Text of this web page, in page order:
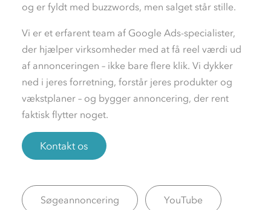
og er fyldt med buzzwords, men salget står stille.
Vi er et erfarent team af Google Ads-specialister,
der hjælper virksomheder med at få reel værdi ud
af annonceringen – ikke bare flere klik. Vi dykker
ned i jeres forretning, forstår jeres produkter og
vækstplaner – og bygger annoncering, der rent
faktisk flytter noget.
Kontakt os
Søgeannoncering YouTube